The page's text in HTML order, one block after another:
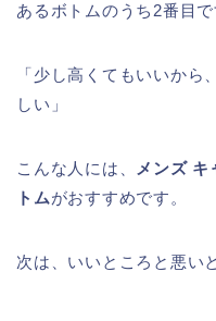
あるボトムのうち2番目で
「少し高くてもいいか
しい」
こんな人には、
メンズ
トムがおすすめです。
次は、いいところと悪い